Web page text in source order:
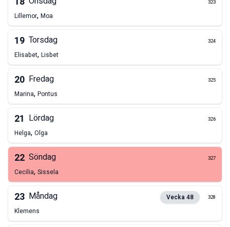
323
Lillemor, Moa
19 Torsdag 324
Elisabet, Lisbet
20 Fredag 325
Marina, Pontus
21 Lördag 326
Helga, Olga
22 Söndag 327
Cecilia, Sissela
23 Måndag Vecka48 328
Klemens